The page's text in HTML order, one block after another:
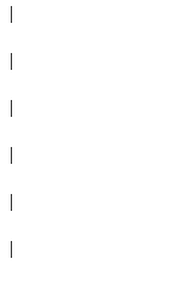
|
|
|
|
|
|